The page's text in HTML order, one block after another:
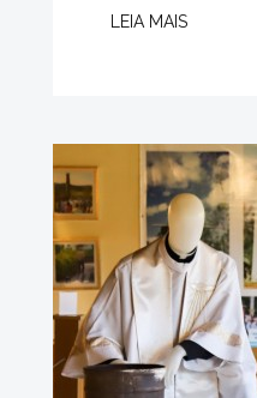
LEIA MAIS